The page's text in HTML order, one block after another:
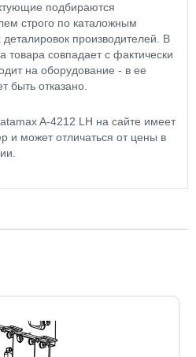
подбираются
строго по каталожным
производителей. В
товара совпадает с фактически
на оборудование - в ее
быть отказано.
A-4212 LH на сайте имеет
и может отличаться от цены в